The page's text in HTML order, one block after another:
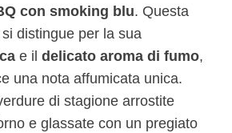
con smoking blu. Questa
distingue per la sua
e il delicato aroma di fumo,
una nota affumicata unica.
di stagione arrostite
e glassate con un pregiato